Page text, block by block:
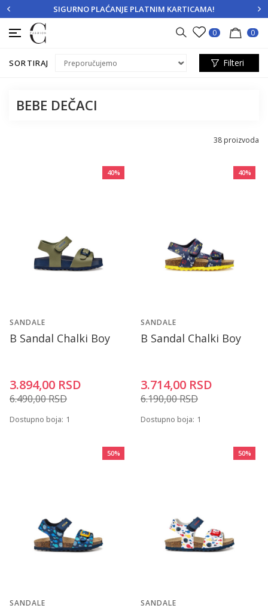
PRIJAVITE SE REGISTRUJTE SE
SIGURNO PLAĆANJE PLATNIM KARTICAMA!
0 0
BEBE DEČACI
SORTIRAJ Filteri
38 proizvoda
40%
SANDALE
B Sandal Chalki Boy
3.894,00 RSD
6.490,00RSD
Dostupno boja: 1
40%
SANDALE
B Sandal Chalki Boy
3.714,00 RSD
6.190,00RSD
Dostupno boja: 1
50%
SANDALE
50%
SANDALE